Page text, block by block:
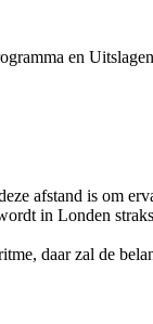
en
afstand is om
in Londen
daar zal de